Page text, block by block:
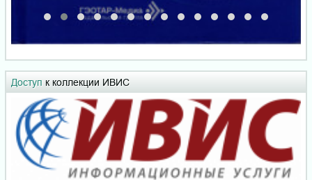
Доступ к коллекции ИВИС